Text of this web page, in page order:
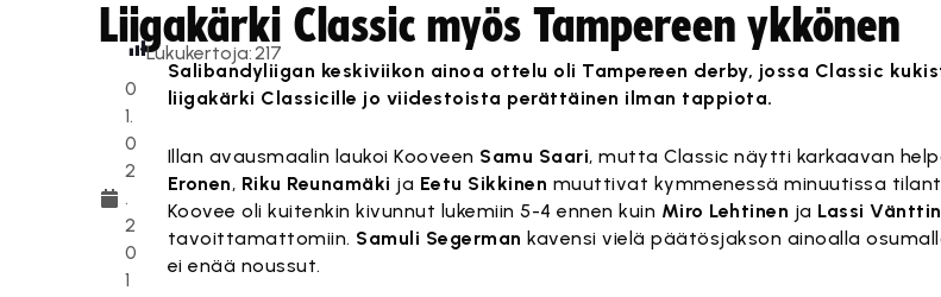
Liigakärki Classic myös Tampereen ykkönen
0
1.
0
2
.
2
0
1
Lukukertoja:217
Salibandyliigan keskiviikon ainoa ottelu oli Tampereen derby, jossa Classic
liigakärki Classicille jo viidestoista perättäinen ilman tappiota.
Illan avausmaalin laukoi Kooveen Samu Saari, mutta Classic näytti karkaavan
Eronen, Riku Reunamäki ja Eetu Sikkinen muuttivat kymmenessä minuutissa
Koovee oli kuitenkin kivunnut lukemiin 5-4 ennen kuin Miro Lehtinen ja Lassi
tavoittamattomiin. Samuli Segerman kavensi vielä päätösjakson ainoalla
ei enää noussut.